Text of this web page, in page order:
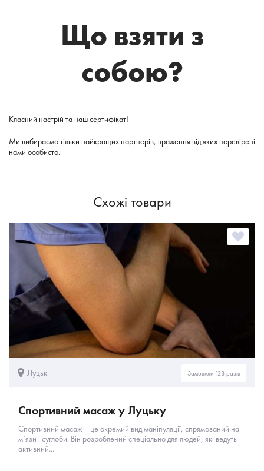
Що взяти з
собою?
Класний настрій та наш сертифікат!
Ми вибираємо тільки найкращих партнерів, враження від яких перевірені
нами особисто.
Схожі товари
Луцьк Замовили 128 разів
Спортивний масаж у Луцьку
Спортивний масаж – це окремий вид маніпуляції, спрямований на
м’язи і суглоби. Він розроблений спеціально для людей, які ведуть
активний...